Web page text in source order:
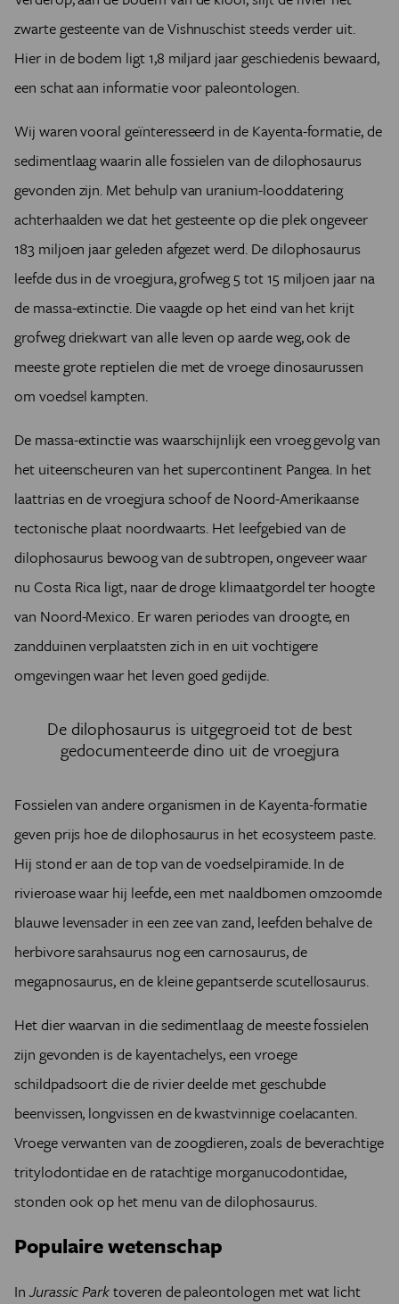
zwarte gesteente van de Vishnuschist steeds verder uit.
Hier in de bodem ligt 1,8 miljard jaar geschiedenis bewaard,
een schat aan informatie voor paleontologen.
Wij waren vooral geïnteresseerd in de Kayenta-formatie, de
sedimentlaag waarin alle fossielen van de dilophosaurus
gevonden zijn. Met behulp van uranium-looddatering
achterhaalden we dat het gesteente op die plek ongeveer
183 miljoen jaar geleden afgezet werd. De dilophosaurus
leefde dus in de vroegjura, grofweg 5 tot 15 miljoen jaar na
de massa-extinctie. Die vaagde op het eind van het krijt
grofweg driekwart van alle leven op aarde weg, ook de
meeste grote reptielen die met de vroege dinosaurussen
om voedsel kampten.
De massa-extinctie was waarschijnlijk een vroeg gevolg van
het uiteenscheuren van het supercontinent Pangea. In het
laattrias en de vroegjura schoof de Noord-Amerikaanse
tectonische plaat noordwaarts. Het leefgebied van de
dilophosaurus bewoog van de subtropen, ongeveer waar
nu Costa Rica ligt, naar de droge klimaatgordel ter hoogte
van Noord-Mexico. Er waren periodes van droogte, en
zandduinen verplaatsten zich in en uit vochtigere
omgevingen waar het leven goed gedijde.
De dilophosaurus is uitgegroeid tot de best
gedocumenteerde dino uit de vroegjura
Fossielen van andere organismen in de Kayenta-formatie
geven prijs hoe de dilophosaurus in het ecosysteem paste.
Hij stond er aan de top van de voedselpiramide. In de
rivieroase waar hij leefde, een met naaldbomen omzoomde
blauwe levensader in een zee van zand, leefden behalve de
herbivore sarahsaurus nog een carnosaurus, de
megapnosaurus, en de kleine gepantserde scutellosaurus.
Het dier waarvan in die sedimentlaag de meeste fossielen
zijn gevonden is de kayentachelys, een vroege
schildpadsoort die de rivier deelde met geschubde
beenvissen, longvissen en de kwastvinnige coelacanten.
Vroege verwanten van de zoogdieren, zoals de beverachtige
tritylodontidae en de ratachtige morganucodontidae,
stonden ook op het menu van de dilophosaurus.
Populaire wetenschap
InJurassic Parktoveren de paleontologen met wat licht